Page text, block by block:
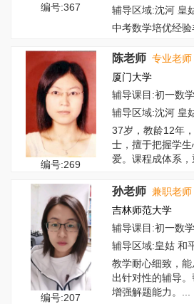
编号:367
辅导区域:沈河 皇
中考数学培优经验
编号:269
陈老师 专业老师
厦门大学
辅导课目:初一数
辅导区域:沈河 皇
37岁，教龄12年
士，擅于把握学
爱。课程成体系
编号:207
孙老师 兼职老师
吉林师范大学
辅导课目:初一数
辅导区域:皇姑 和
教学耐心细致，
出针对性的辅导。
增强解题能力。...